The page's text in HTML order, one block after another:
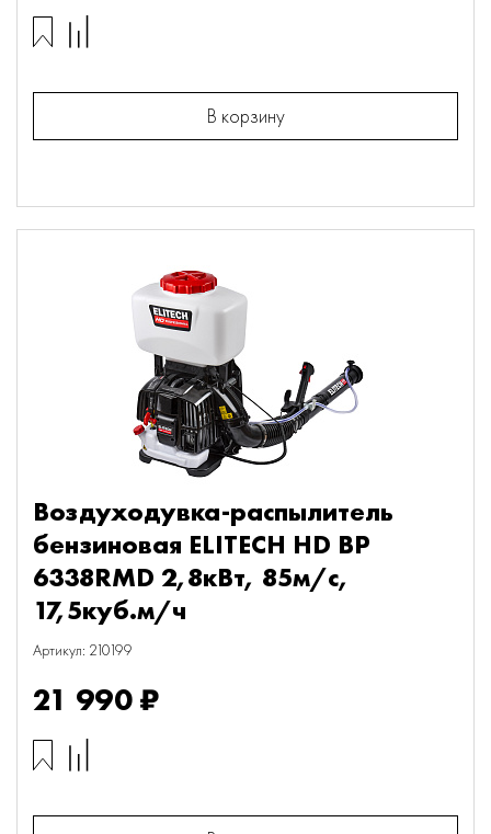
В корзину
Воздуходувка-распылитель
бензиновая ELITECH HD BP
6338RMD 2,8кВт, 85м/с,
17,5куб.м/ч
Артикул: 210199
21 990 ₽